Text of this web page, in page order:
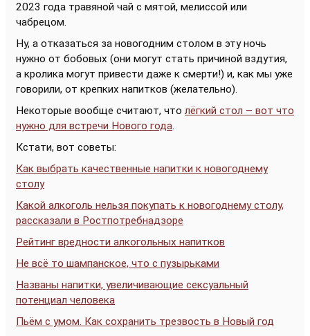
2023 года травяной чай с мятой, мелиссой или
чабрецом.
Ну, а отказаться за новогодним столом в эту ночь
нужно от бобовых (они могут стать причиной вздутия,
а кролика могут привести даже к смерти!) и, как мы уже
говорили, от крепких напитков (желательно).
Некоторые вообще считают, что лёгкий стол – вот что
нужно для встречи Нового года.
Кстати, вот советы:
Как выбрать качественные напитки к новогоднему
столу
Какой алкоголь нельзя покупать к новогоднему столу,
рассказали в Ростпотребнадзоре
Рейтинг вредности алкогольных напитков
Не всё то шампанское, что с пузырьками
Названы напитки, увеличивающие сексуальный
потенциал человека
Пьём с умом. Как сохранить трезвость в Новый год